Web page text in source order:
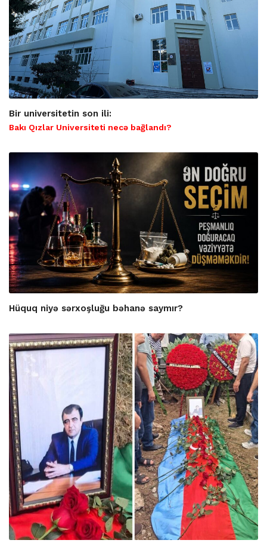
Bir universitetin son ili:
Bakı Qızlar Universiteti necə bağlandı?
Hüquq niyə sərxoşluğu bəhanə saymır?